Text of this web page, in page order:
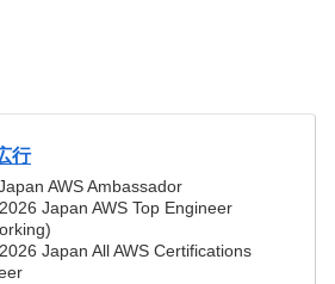
行
AWS Ambassador
Japan AWS Top Engineer
Japan All AWS Certifications